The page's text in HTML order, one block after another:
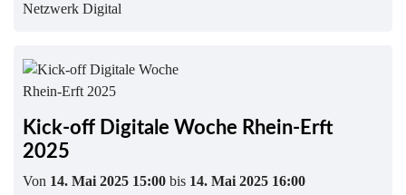
Netzwerk Digital
Kick-off Digitale Woche Rhein-Erft
2025
Von 14. Mai 2025 15:00 bis 14. Mai 2025 16:00